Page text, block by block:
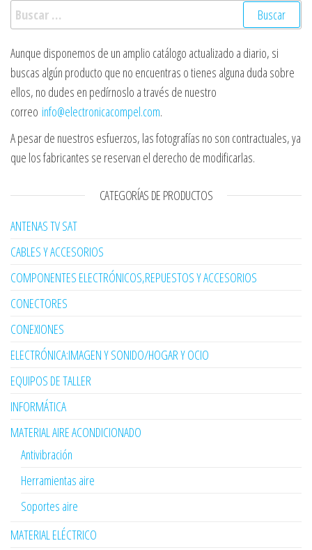
Buscar:
Aunque disponemos de un amplio catálogo actualizado a diario, si
buscas algún producto que no encuentras o tienes alguna duda sobre
ellos, no dudes en pedírnoslo a través de nuestro
correo info@electronicacompel.com.
A pesar de nuestros esfuerzos, las fotografías no son contractuales, ya
que los fabricantes se reservan el derecho de modificarlas.
CATEGORÍAS DE PRODUCTOS
ANTENAS TV SAT
CABLES Y ACCESORIOS
COMPONENTES ELECTRÓNICOS,REPUESTOS Y ACCESORIOS
CONECTORES
CONEXIONES
ELECTRÓNICA:IMAGEN Y SONIDO/HOGAR Y OCIO
EQUIPOS DE TALLER
INFORMÁTICA
MATERIAL AIRE ACONDICIONADO
Antivibración
Herramientas aire
Soportes aire
MATERIAL ELÉCTRICO